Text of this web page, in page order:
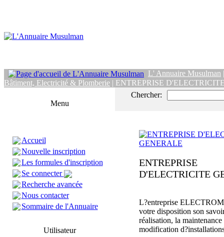
L' Annuaire Musulman
Bâtiment, Electricité & Plomberie | ENTREPRISE
Menu
Accueil
Nouvelle inscription
Les formules d'inscription
Se connecter
Recherche avancée
Nous contacter
Sommaire de l'Annuaire
Utilisateur
Chercher:
ENTREPRISE
D'ELECTRICITE
L?entreprise
votre disposition son
réalisation, la maintenance
modification